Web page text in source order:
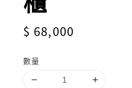
Regular
$ 68,000
數量